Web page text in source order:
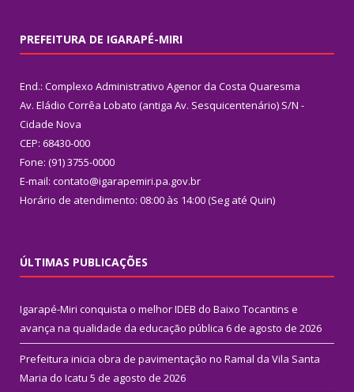
PREFEITURA DE IGARAPÉ-MIRI
End.: Complexo Administrativo Agenor da Costa Quaresma
Av. Eládio Corrêa Lobato (antiga Av. Sesquicentenário) S/N -
Cidade Nova
CEP: 68430-000
Fone: (91) 3755-0000
E-mail: contato@igarapemiri.pa.gov.br
Horário de atendimento: 08:00 às 14:00 (Seg até Quin)
ÚLTIMAS PUBLICAÇÕES
Igarapé-Miri conquista o melhor IDEB do Baixo Tocantins e
avança na qualidade da educação pública 6 de agosto de 2026
Prefeitura inicia obra de pavimentação no Ramal da Vila Santa
Maria do Icatu 5 de agosto de 2026